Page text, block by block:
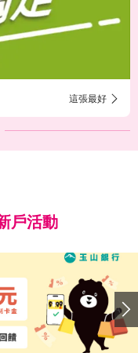
這張最好
戶活動